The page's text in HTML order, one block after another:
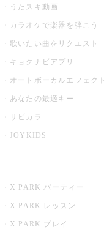
うたスキ動画
カラオケで楽器を弾こう
歌いたい曲をリクエスト
キョクナビアプリ
オートボーカルエフェクト
あなたの最適キー
サビカラ
JOYKIDS
X PARK パーティー
X PARK レッスン
X PARK プレイ